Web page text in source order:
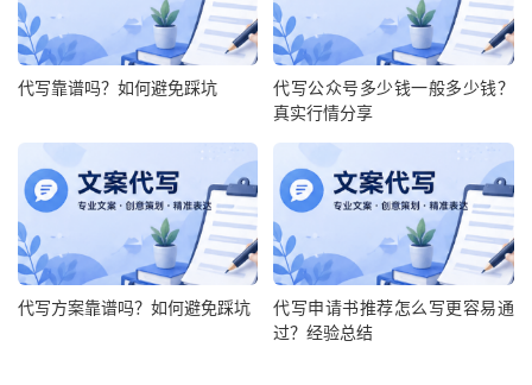
代写靠谱吗？如何避免踩坑
代写公众号多少钱一般多少钱？
真实行情分享
代写方案靠谱吗？如何避免踩坑
代写申请书推荐怎么写更容易通
过？经验总结